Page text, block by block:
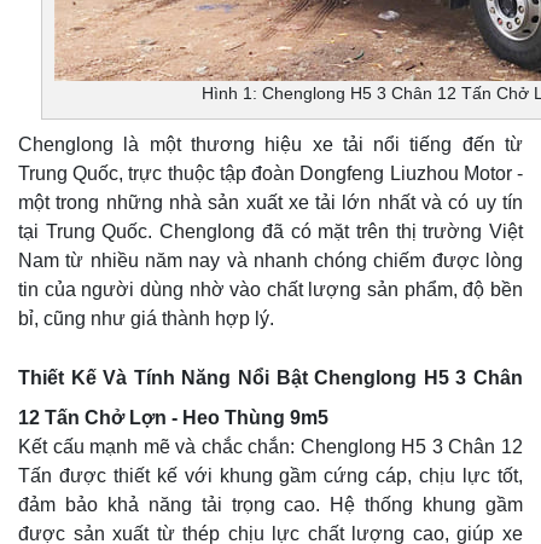
Hình 1: Chenglong H5 3 Chân 12 Tấn Chở
Chenglong là một thương hiệu xe tải nổi tiếng đến từ
Trung Quốc, trực thuộc tập đoàn Dongfeng Liuzhou Motor -
một trong những nhà sản xuất xe tải lớn nhất và có uy tín
tại Trung Quốc. Chenglong đã có mặt trên thị trường Việt
Nam từ nhiều năm nay và nhanh chóng chiếm được lòng
tin của người dùng nhờ vào chất lượng sản phẩm, độ bền
bỉ, cũng như giá thành hợp lý.
Thiết Kế Và Tính Năng Nổi Bật Chenglong H5 3 Chân
12 Tấn Chở Lợn - Heo Thùng 9m5
Kết cấu mạnh mẽ và chắc chắn: Chenglong H5 3 Chân 12
Tấn được thiết kế với khung gầm cứng cáp, chịu lực tốt,
đảm bảo khả năng tải trọng cao. Hệ thống khung gầm
được sản xuất từ thép chịu lực chất lượng cao, giúp xe